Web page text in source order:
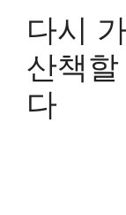
다시
산책
다